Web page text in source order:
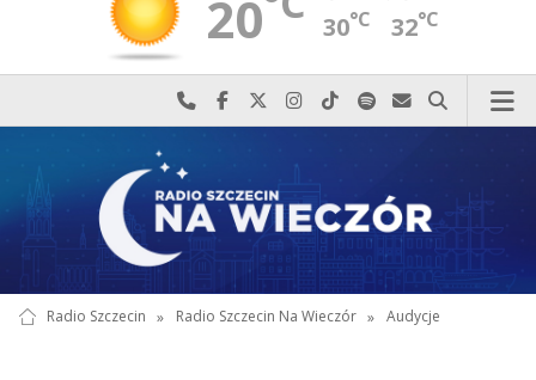
20 30°C 32°C
Najlepiej po prostu do nas zadzwoń
Odwiedź nas na Facebook-u
Odwiedź nas na X
Odwiedź nas na Instagram-ie
Odwiedź nas na TikTok-u
Szukaj nas na Spotify
Wyślij do nas
Szukaj
Radio Szczecin » Radio Szczecin Na Wieczór » Audycje